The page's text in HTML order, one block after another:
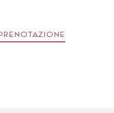
vale la pena dare